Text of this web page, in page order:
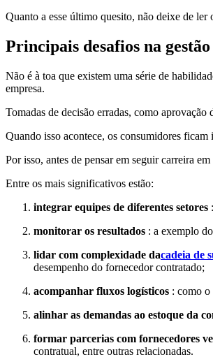
Quanto a esse último quesito, não deixe de ler
Principais desafios na
Não é à toa que existem uma série de
empresa.
Tomadas de decisão erradas, como
Quando isso acontece, os consumidores
Por isso, antes de pensar em seguir carreira
Entre os mais significativos estão:
integrar equipes de diferentes setores
monitorar os resultados : a exemplo
lidar com complexidade dacadeia de
desempenho do fornecedor contratado;
acompanhar fluxos logísticos : como o
alinhar as demandas ao estoque da
formar parcerias com fornecedores
contratual, entre outras relacionadas.